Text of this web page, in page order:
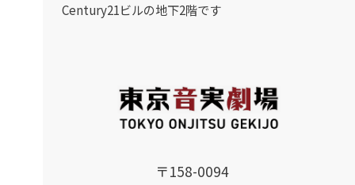
〒158-0094
Century21ビルの地下2階です